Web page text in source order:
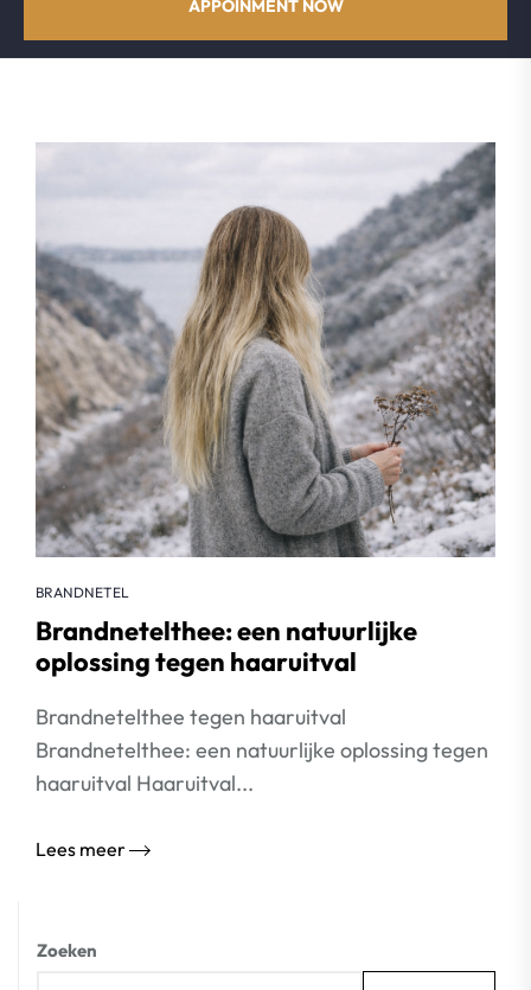
APPOINMENT NOW
BRANDNETEL
Brandnetelthee: een natuurlijke
oplossing tegen haaruitval
Brandnetelthee tegen haaruitval
Brandnetelthee: een natuurlijke oplossing tegen
haaruitval Haaruitval...
Lees meer
Zoeken